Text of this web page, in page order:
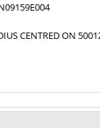
CENTRED ON